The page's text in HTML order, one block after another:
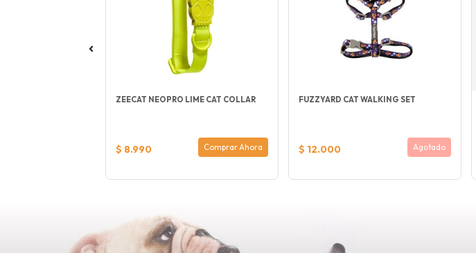
ZEECAT NEOPRO LIME CAT COLLAR
$ 8.990 Comprar Ahora
FUZZYARD CAT WALKING SET
$ 12.000 Agotado